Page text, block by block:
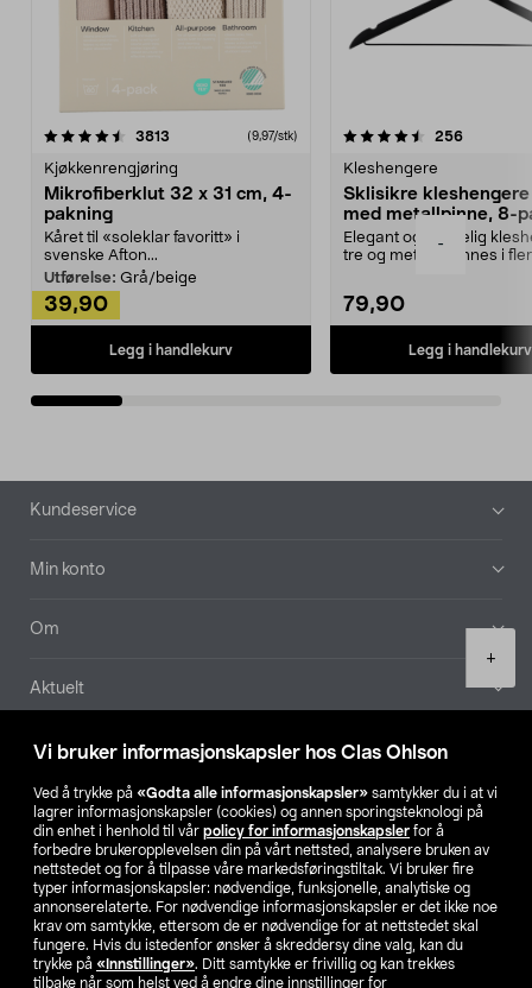
Vi bruker informasjonskapsler hos Clas Ohlson
Ved å trykke på «Godta alle informasjonskapsler» samtykker du i at vi
lagrer informasjonskapsler (cookies) og annen sporingsteknologi på
din enhet i henhold til vår policy for informasjonskapsler for å
forbedre brukeropplevelsen din på vårt nettsted, analysere bruken av
nettstedet og for å tilpasse våre markedsføringstiltak. Vi bruker fire
typer informasjonskapsler: nødvendige, funksjonelle, analytiske og
annonserelaterte. For nødvendige informasjonskapsler er det ikke noe
krav om samtykke, ettersom de er nødvendige for at nettstedet skal
fungere. Hvis du istedenfor ønsker å skreddersy dine valg, kan du
trykke på «Innstillinger». Ditt samtykke er frivillig og kan trekkes
tilbake når som helst ved å endre dine innstillinger for
-
+
3813 anmeldelser(9,97/stk)
Kjøkkenrengjøring
Mikrofiberklut 32 x 31 cm, 4-
pakning
Kåret til «soleklar favoritt» i
svenske Afton...
Utførelse: Grå/beige
39,90
Legg i handlekurv
4.5av 5 stjerner 256
Kleshengere
Sklisikre
med metallpinne, 8-
Elegant og skikkelig
tre og metall – finnes i
79,90
Legg i handlekurv
4.5av 5 stjerner
Bunntekst
Kundeservice
Min konto
Om
Aktuelt
Våre selskaper
Finn din butikk
SE NO FI